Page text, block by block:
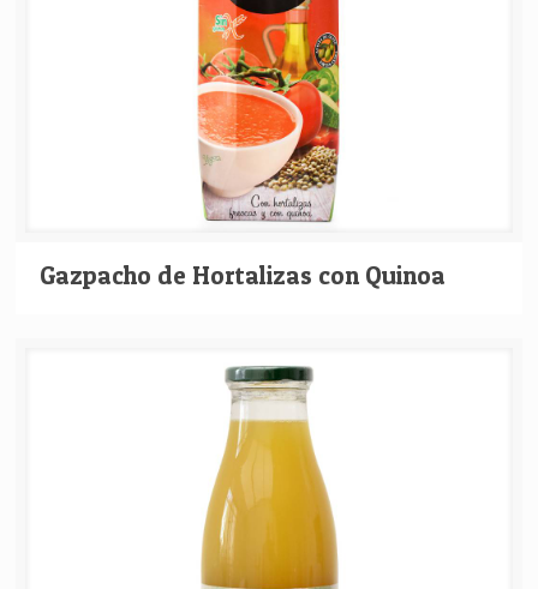
Gazpacho de Hortalizas con Quinoa